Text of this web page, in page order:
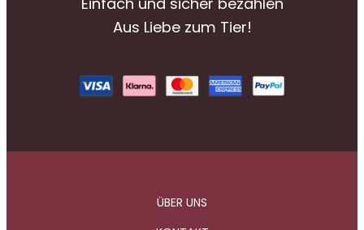
Aus Liebe zum Tier!
ÜBER UNS